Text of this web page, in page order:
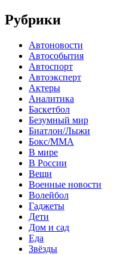
Рубрики
Автоновости
Автособытия
Автоспорт
Автоэксперт
Актеры
Аналитика
Баскетбол
Безумный мир
Биатлон/Лыжи
Бокс/MMA
В мире
В России
Вещи
Военные новости
Волейбол
Гаджеты
Дети
Дом и сад
Еда
Звёзды